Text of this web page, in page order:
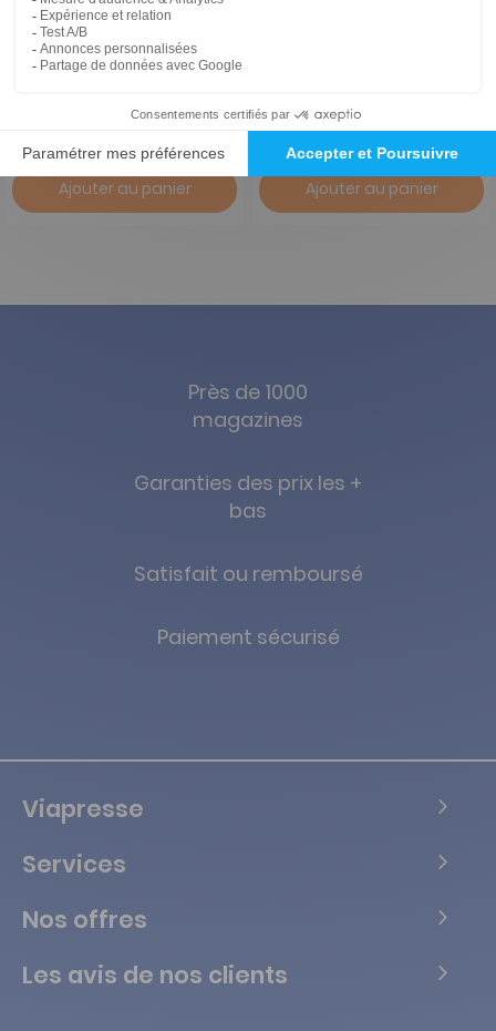
Kolala
1 an
60,00 €
Ajouter au panier
60 €
53,00 € -12%
Ajouter au panier
Près de 1000
magazines
Garanties des prix les +
bas
Satisfait ou remboursé
Paiement sécurisé
Viapresse
Services
Nos offres
Les avis de nos clients